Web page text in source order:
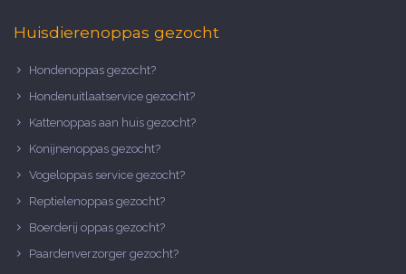
Huisdierenoppas gezocht
Hondenoppas gezocht?
Hondenuitlaatservice gezocht?
Kattenoppas aan huis gezocht?
Konijnenoppas gezocht?
Vogeloppas service gezocht?
Reptielenoppas gezocht?
Boerderij oppas gezocht?
Paardenverzorger gezocht?